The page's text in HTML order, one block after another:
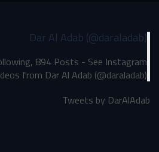
Dar Al Adab (@daraladab)
894 Posts - See Instagram
from Dar Al Adab (@daraladab)
Tweets by DarAlAdab